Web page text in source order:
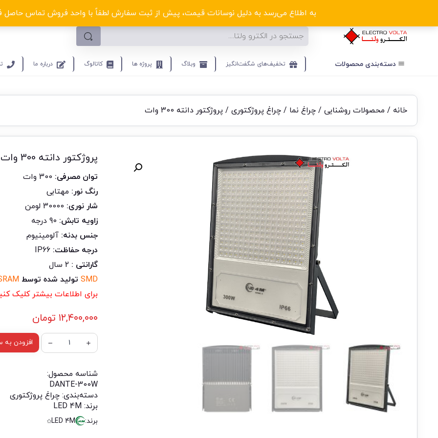
به اطلاع می‌رسد به دلیل نوسانات قیمت، پیش از ثبت سفارش لطفاً با واحد فروش تماس حاصل
الکترو ولتا با تخفیف‌های شگفت‌انگیز! کلیک کنید
دسته‌بندی‌ محصولات تخفیف‌های شگفت‌انگیز وبلاگ پروژه ها کاتالوگ درباره ما
خانه / محصولات روشنایی / چراغ نما / چراغ پروژکتوری / پروژکتور دانته 300 وات
پروژکتور دانته 300 وات
توان مصرفی:
رنگ نور: مهتابی
شار نوری:
زاویه تابش:
جنس بدنه: آلومینیوم
درجه حفاظت:
گارانتی : 2 سال
SMDتولید شده توسط
برای اطلاعات بیشتر کلیک
۱۲,۴۰۰,۰۰۰ تومان
افزودن به
شناسه محصول:
DANTE-300W
دسته‌بندی: چراغ پروژکتوری
برند: LED 4M
برند: LED 4M